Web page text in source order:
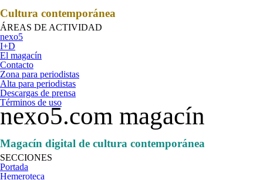
Cultura contemporánea
ÁREAS DE ACTIVIDAD
nexo5
I+D
El magacín
Contacto
Zona para periodistas
Alta para periodistas
Descargas de prensa
Términos de uso
nexo5.com magacín
Magacín digital de cultura contemporánea
SECCIONES
Portada
Hemeroteca